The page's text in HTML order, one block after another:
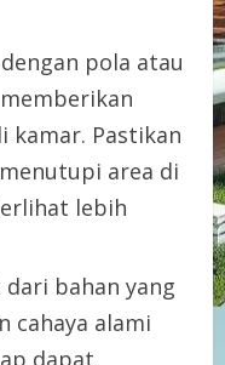
pola atau
kamar. Pastikan
area di
lebih
bahan yang
cahaya alami